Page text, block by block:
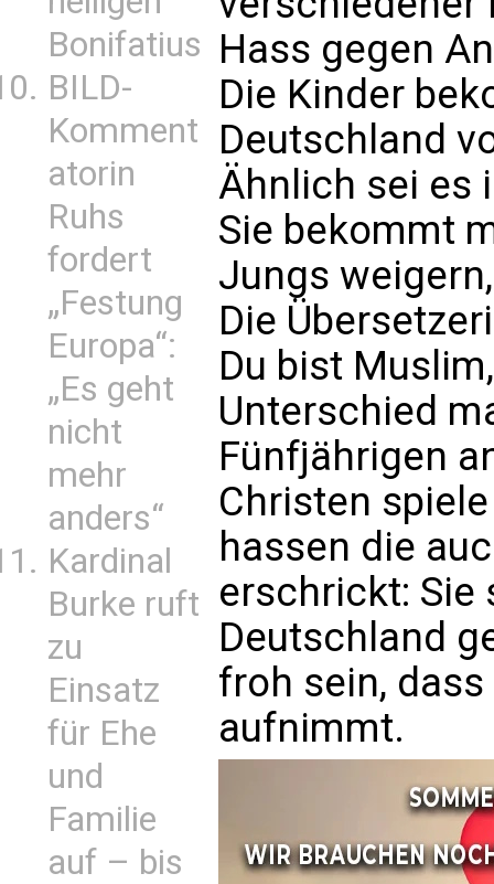
Bonifatius
BILD-
Komment
atorin
Ruhs
fordert
„Festung
Europa“:
„Es geht
nicht
mehr
anders“
Kardinal
Burke ruft
zu
Einsatz
für Ehe
und
Familie
auf – bis
Hass gegen
Die Kinder
Deutschland
Ähnlich sei es
Sie bekommt
Jungs
Die
Du bist
Unterschied
Fünfjährigen
Christen
hassen die
erschrickt:
Deutschland
froh sein,
aufnimmt.